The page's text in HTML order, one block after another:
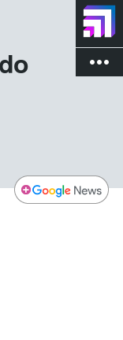
more_vert